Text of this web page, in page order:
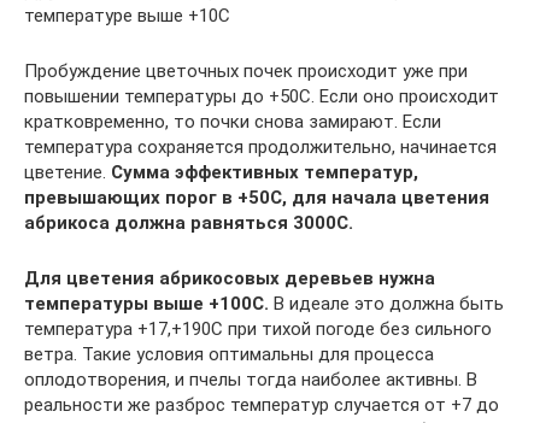
температуре выше +10С
Пробуждение цветочных почек происходит уже при
повышении температуры до +50С. Если оно происходит
кратковременно, то почки снова замирают. Если
температура сохраняется продолжительно, начинается
цветение. Сумма эффективных температур,
превышающих порог в +50С, для начала цветения
абрикоса должна равняться 3000С.
Для цветения абрикосовых деревьев нужна
температуры выше +100С. В идеале это должна быть
температура +17,+190С при тихой погоде без сильного
ветра. Такие условия оптимальны для процесса
оплодотворения, и пчелы тогда наиболее активны. В
реальности же разброс температур случается от +7 до